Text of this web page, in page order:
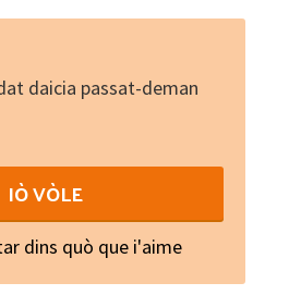
daicia passat-deman
IÒ VÒLE
dins quò que i'aime